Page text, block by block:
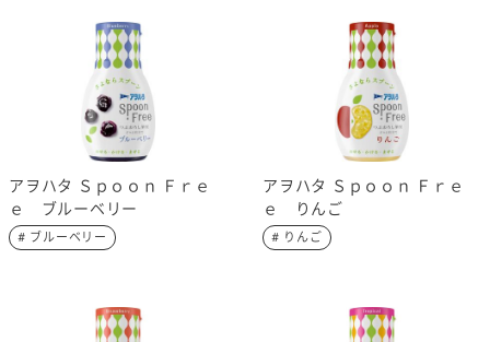
アヲハタ Ｓｐｏｏｎ Ｆｒｅ
ｅ ブルーベリー
# ブルーベリー
アヲハタ Ｓｐｏｏｎ Ｆｒｅ
ｅ りんご
# りんご